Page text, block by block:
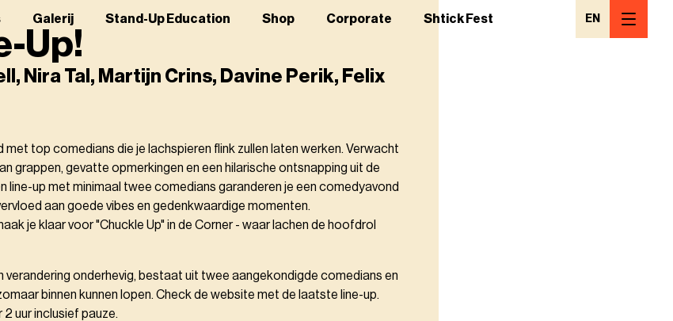
Galerij Stand-Up Education Shop Corporate Shtick Fest EN
Up!
Nira Tal, Martijn Crins, Davine Perik, Felix
met top comedians die je lachspieren flink zullen laten werken. Verwacht
grappen, gevatte opmerkingen en een hilarische ontsnapping uit de
line-up met minimaal twee comedians garanderen je een comedyavond
aan goede vibes en gedenkwaardige momenten.
je klaar voor "Chuckle Up" in de Corner - waar lachen de hoofdrol
verandering onderhevig, bestaat uit twee aangekondigde comedians en
binnen kunnen lopen. Check de website met de laatste line-up.
uur inclusief pauze.